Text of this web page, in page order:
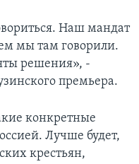
Наш мандат
мы там говорили.
решения», -
премьера.
конкретные
Лучше будет,
крестьян,